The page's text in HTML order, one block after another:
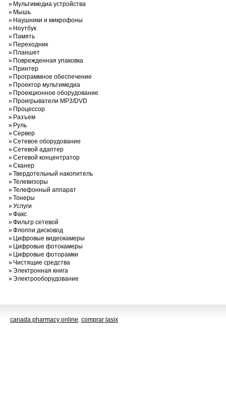
» Мультимедиа устройства
» Мышь
» Наушники и микрофоны
» Ноутбук
» Память
» Переходник
» Планшет
» Поврежденная упаковка
» Принтер
» Программное обеспечение
» Проектор мультимедиа
» Проекционное оборудование
» Проигрыватели MP3/DVD
» Процессор
» Разъем
» Руль
»Сервер
»Сетевое оборудование
»Сетевой адаптер
»Сетевой концентратор
»Сканер
»Твердотельный накопитель
»Телевизоры
»Телефонный аппарат
»Тонеры
»Услуги
»Факс
»Фильтр сетевой
»Флоппи дисковод
» Цифровые видеокамеры
» Цифровые фотокамеры
» Цифровые фоторамки
» Чистящие средства
»Электронная книга
»Электрооборудование
canada pharmacy online. comprar lasix